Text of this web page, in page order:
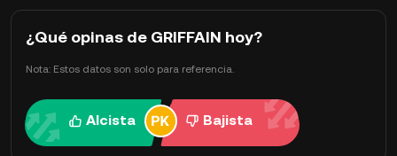
¿Qué opinas de GRIFFAIN hoy?
Nota: Estos datos son solo para referencia.
Alcista Bajista